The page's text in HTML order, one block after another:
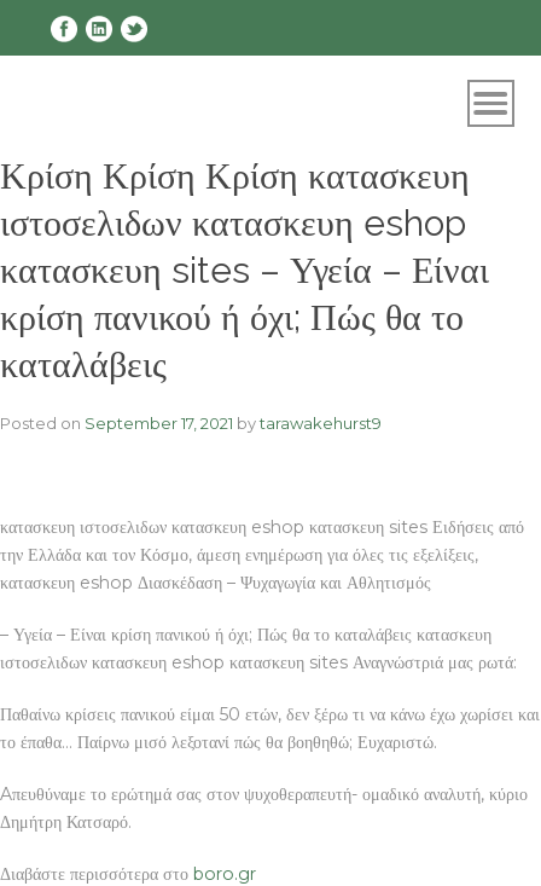
Κρίση Κρίση Κρίση κατασκευη
ιστοσελιδων κατασκευη eshop
κατασκευη sites – Υγεία – Είναι
κρίση πανικού ή όχι; Πώς θα το
καταλάβεις
Posted on September 17, 2021 bytarawakehurst9
κατασκευη ιστοσελιδων κατασκευη eshop κατασκευη sites Ειδήσεις από
την Ελλάδα και τον Κόσμο, άμεση ενημέρωση για όλες τις εξελίξεις,
κατασκευη eshop Διασκέδαση – Ψυχαγωγία και Αθλητισμός
– Υγεία – Είναι κρίση πανικού ή όχι; Πώς θα το καταλάβεις κατασκευη
ιστοσελιδων κατασκευη eshop κατασκευη sites Αναγνώστριά μας ρωτά:
Παθαίνω κρίσεις πανικού είμαι 50 ετών, δεν ξέρω τι να κάνω έχω χωρίσει και
το έπαθα… Παίρνω μισό λεξοτανί πώς θα βοηθηθώ; Ευχαριστώ.
Aπευθύναμε το ερώτημά σας στον ψυχοθεραπευτή- ομαδικό αναλυτή, κύριο
Δημήτρη Κατσαρό.
Διαβάστε περισσότερα στο boro.gr